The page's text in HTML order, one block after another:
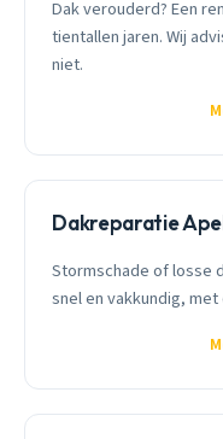
Dak verouderd? Een
tientallen jaren. Wij
niet.
Dakreparatie
Stormschade of losse
snel en vakkundig,